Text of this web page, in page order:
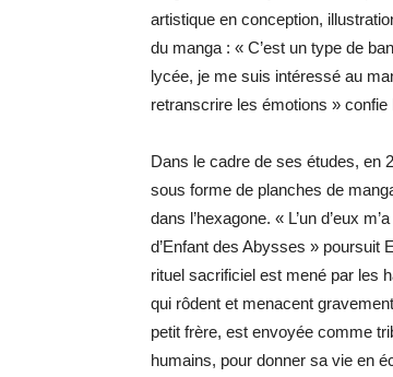
artistique en conception,
du manga : « C’est un type de
lycée, je me suis intéressé au
retranscrire les émotions » confie
Dans le cadre de ses études, en
sous forme de planches de
dans l’hexagone. « L’un d’eux
d’Enfant des Abysses » poursuit
rituel sacrificiel est mené par les
qui rôdent et menacent
petit frère, est envoyée comme
humains, pour donner sa vie en